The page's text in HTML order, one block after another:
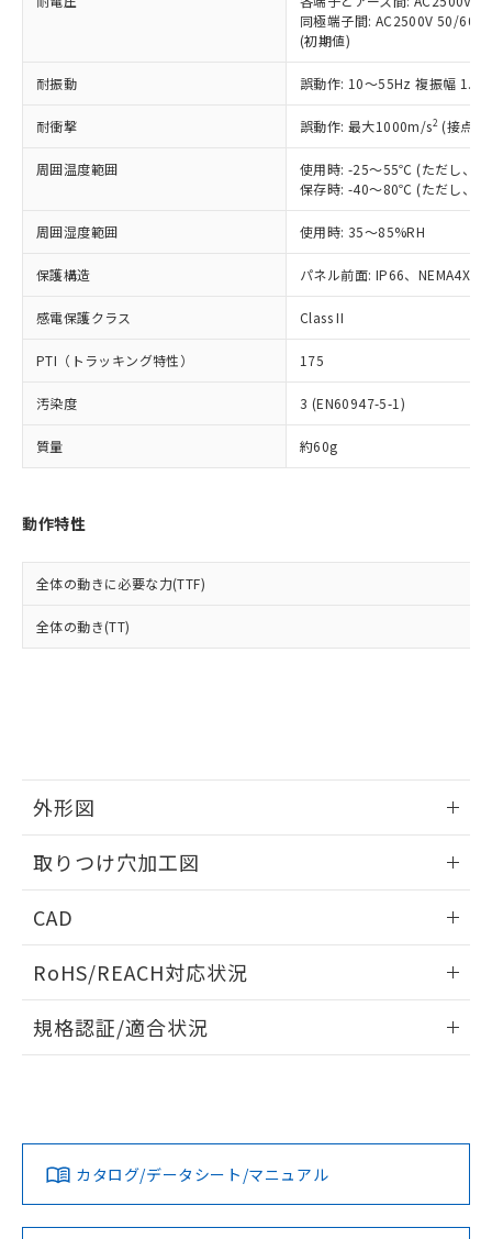
同極端子間: AC2500V 50/
(初期値)
耐振動 誤動作: 10～55Hz 複振幅
耐衝撃 誤動作: 最大1000m/s2 (接点
周囲温度範囲
使用時: -25～55℃ (ただし、氷
保存時: -40～80℃ (ただし、氷
周囲湿度範囲 使用時: 35～85%RH
保護構造 パネル前面: IP66、NEMA4X,
感電保護クラス Class II
PTI（トラッキング特性） 175
汚染度 3 (EN60947-5-1)
質量 約60g
動作特性
全体の動きに必要な力(TTF)
全体の動き(TT)
外形図
取りつけ穴加工図
CAD
ドすることができます。
ログイン/会員登録
ダウンロードデータをご利用いただく前に、以下を必ずお読
みください。
ソフトウェアの使用条件
RoHS/REACH対応状況
EU RoHS 注意事項・凡例
対応済み
規格認証/適合状況
カタログ/データシート/マニュアル
在庫状況および標準価格照会結果は、
記載している更新日時点での社内デー
タに基づき作成されるものであり、閲
覧された時点での実際の在庫および標
準価格とは異なる場合があることをご
正式な納期状況および標準価格はお客
様のお取引先、またはお客様担当のオ
ムロン制御機器販売店・当社販売員に
オムロン制御機器販売店や当社販売拠
販売ネットワーク
」をご確認
在庫状況および標準価格結果を当社の
事前の承諾なく第三者に漏洩または開
示しないようお願いします。
マイパーツ機能（部品リスト作成サー
ビス）をご利用いただくには、I-Web
メンバーズにご登録されている必要が
引・商談に必要な範囲で利用すること
をご了承ください。
※当社の共同利用者とは、
の共同利用に関して"
の「1.共同利
むを得ず変更することがあります。
六価クロム(Cr(Ⅵ)) 1000ppm以下、ポリ臭化ビフェニル
類(PBB) 1000ppm以下、ポリ臭化ジフェニルエーテル類
(PBDE) 1000ppm以下、フタル酸ビス(2-エチルヘキシ
ル) (DEHP)(別名：DOP) 1000ppm以下、フタル酸ブチ
ルベンジル（BBP） 1000ppm以下、フタル酸ジブチル
（DBP） 1000ppm以下、フタル酸ジイソブチル
適用除外項目は除く。
フタル酸エステル類の４物質については閾値を超える意
図的な使用がないことを確認しています。
部品在庫の切り替え状況などにより、予定
月が前後することがあります。
とができます。
51物質の非含有証明書（当社基準）
欄に対応日を記載しておりました。
既に当社にて対応品への在庫切替を完了
していることから、特段のことがない限
り、2022年1月12日より割愛しておりま
す。
「－」：未確認です。当社販売部門へお問
*中国RoHS10物質の基準値 (GB/T26572)：
Pb(鉛) :1000ppm、 Hg(水銀) : 1000ppm、 Cd(カドミウ
Cr(Ⅵ)(六価クロム) : 1000ppm、 PBBs(ポリ臭化ビフェ
DBP(フタル酸ジブチル) : 1000ppm、 DIBP(フタル酸ジ
イソブチル) : 1000ppm、 BBP(フタル酸ブチルベンジ
DEHP(フタル酸ビス(2-エチルヘキシル)) : 1000ppm
※2 環境保護使用期限
「ｅ」：有害物質（10物質）のすべてが基
準値以下であることを示します。
「10」：通常の使用状況下において有害物
質が外部に漏えいし、環境に深刻な影響を
及ぼさない年数を意味します。
「－」：未確認です。当社販売部門へお問
い合わせください。
為替および外国貿易法に定める商品
（以下｢規制貨物等」という）を輸出
または国外への提供する場合は、日本
国政府の輸出許可(または役務取引許
可)を取得するなどの必要な手続きを
当社は規制貨物を破棄する場合は、完
全に破砕するなど、違法に輸出されな
いよう必要な手段を講じます。
当社は貴社製品を、核兵器、ミサイ
ル、化学兵器、生物兵器またはその他
武器並びにこれらの製造装置等に一切
当社は、貴社製品を第三者に販売する
場合は、上記1、2および3の内容を当
該第三者に通知します。また当社は、
販売先および販売に係わる関係者が違
法に輸出するおそれがある場合は、取
り引きをいたしません。
一定数以上の在庫あり
一定数には満たないが在庫あり
在庫なし(最新の在庫状況につ
いては、お客様のお取引先、ま
たはお客様担当のオムロン制御
機器販売店・当社販売員にご確
受注生産機種、また在庫状況の
情報を公開していない機種